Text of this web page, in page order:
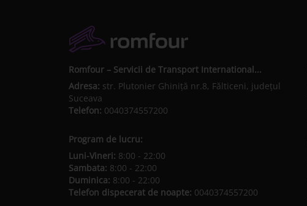
Romfour – Servicii de Transport International...
Adresa: str. Plutonier Ghiniţă nr.8, Fălticeni, judeţul
Suceava
Telefon: 0040374557200
Program de lucru:
Luni-Vineri: 8:00 - 22:00
Sambata: 8:00 - 22:00
Duminica: 8:00 - 22:00
Telefon dispecerat de noapte: 0040374557200